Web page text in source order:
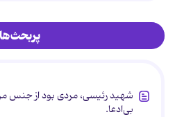
پربحث‌ها
شهید رئیسی، مردی بود از جنس
بی‌ادعا.